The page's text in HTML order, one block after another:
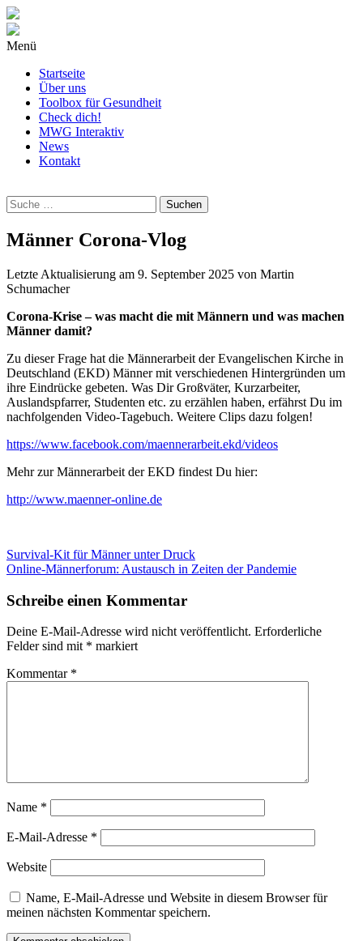
Menü
Startseite
Über uns
Toolbox für Gesundheit
Check dich!
MWG Interaktiv
News
Kontakt
suchst
Du?
Männer Corona-Vlog
Letzte Aktualisierung am 9. September 2025 von Martin
Schumacher
Corona-Krise – was macht die mit Männern und was machen
Männer damit?
Zu dieser Frage hat die Männerarbeit der Evangelischen Kirche in
Deutschland (EKD) Männer mit verschiedenen Hintergründen um
ihre Eindrücke gebeten. Was Dir Großväter, Kurzarbeiter,
Auslandspfarrer, Studenten etc. zu erzählen haben, erfährst Du im
nachfolgenden Video-Tagebuch. Weitere Clips dazu folgen!
https://www.facebook.com/maennerarbeit.ekd/videos
Mehr zur Männerarbeit der EKD findest Du hier:
http://www.maenner-online.de
Beitragsnavigation
Survival-Kit für Männer unter Druck
Online-Männerforum: Austausch in Zeiten der Pandemie
Schreibe einen Kommentar
Deine E-Mail-Adresse wird nicht veröffentlicht. Erforderliche
Felder sind mit * markiert
Kommentar *
Name *
E-Mail-Adresse *
Website
Name, E-Mail-Adresse und Website in diesem Browser für
meinen nächsten Kommentar speichern.